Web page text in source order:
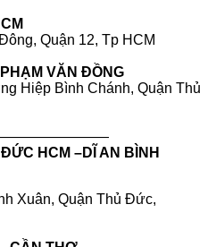
Quận 12, Tp HCM
VĂN ĐỒNG
Hiệp Bình Chánh, Quận Thủ
HCM –DĨ AN BÌNH
Xuân, Quận Thủ Đức,